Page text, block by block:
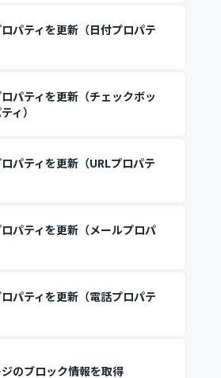
パティを更新（日付プロパテ
パティを更新（チェックボッ
ィ）
パティを更新（URLプロパテ
パティを更新（メールプロパ
パティを更新（電話プロパテ
のブロック情報を取得